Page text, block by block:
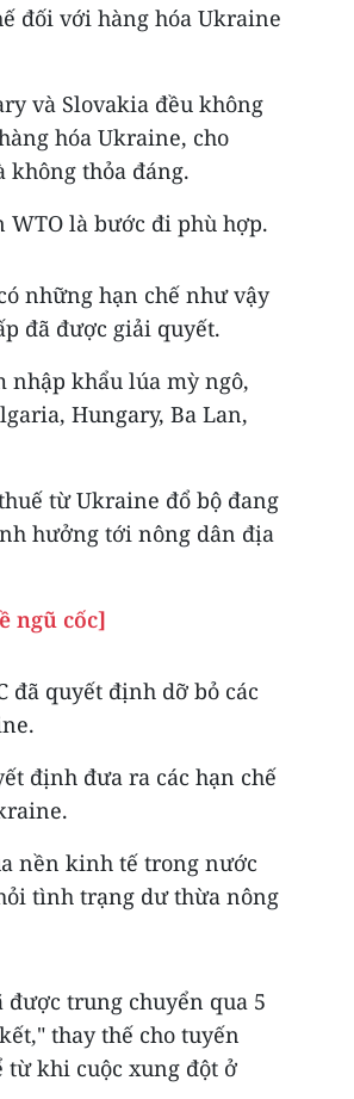
đối với hàng hóa Ukraine
và Slovakia đều không
hóa Ukraine, cho
không thỏa đáng.
là bước đi phù hợp.
những hạn chế như vậy
đã được giải quyết.
nhập khẩu lúa mỳ ngô,
Hungary, Ba Lan,
từ Ukraine đổ bộ đang
hưởng tới nông dân địa
ngũ cốc]
đã quyết định dỡ bỏ các
định đưa ra các hạn chế
nền kinh tế trong nước
tình trạng dư thừa nông
được trung chuyển qua 5
thay thế cho tuyến
khi cuộc xung đột ở